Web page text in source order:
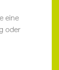
eine
oder